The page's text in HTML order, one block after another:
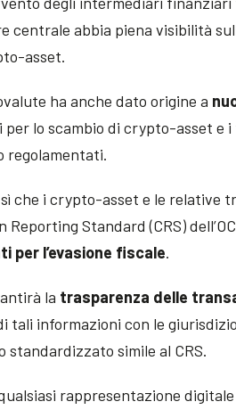
centrale abbia piena visibilità
asset.
ha anche dato origine a
per lo scambio di crypto-asset
regolamentati.
che i crypto-asset e le relative
Reporting Standard (CRS)
per l’evasione fiscale.
la trasparenza delle
tali informazioni con le
standardizzato simile al CRS.
rappresentazione